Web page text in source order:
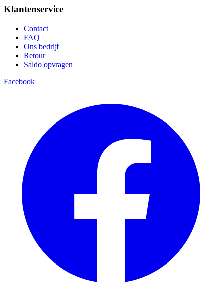
Klantenservice
Contact
FAQ
Ons bedrijf
Retour
Saldo opvragen
Facebook